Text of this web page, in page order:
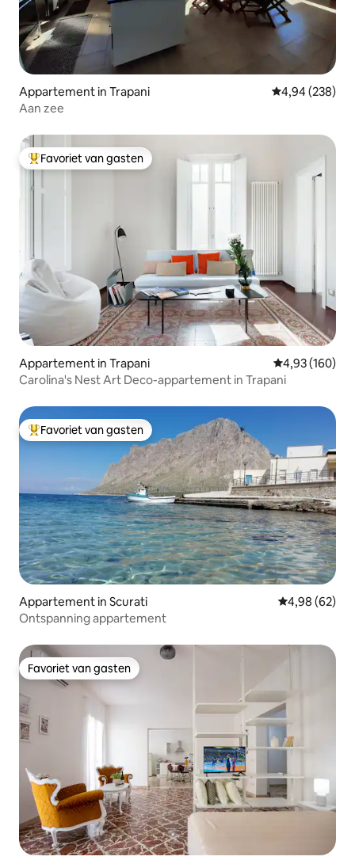
Appartement in Trapani Gemiddelde
4,94 (238)
Aan zee
Topfavoriet van gasten
Favoriet van gasten
Appartement in Trapani Gemiddelde
4,93 (160)
Carolina's Nest Art Deco-appartement in Trapani
Topfavoriet van gasten
Favoriet van gasten
Appartement in Scurati Gemiddelde
4,98 (62)
Ontspanning appartement
Favoriet van gasten
Favoriet van gasten